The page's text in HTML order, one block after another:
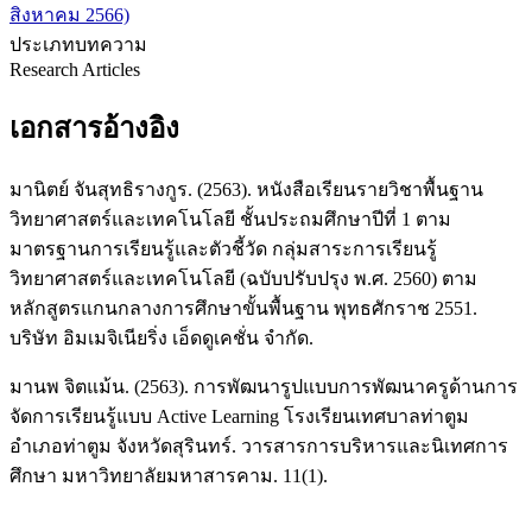
สิงหาคม 2566)
ประเภทบทความ
Research Articles
เอกสารอ้างอิง
มานิตย์ จันสุทธิรางกูร. (2563). หนังสือเรียนรายวิชาพื้นฐาน
วิทยาศาสตร์และเทคโนโลยี ชั้นประถมศึกษาปีที่ 1 ตาม
มาตรฐานการเรียนรู้และตัวชี้วัด กลุ่มสาระการเรียนรู้
วิทยาศาสตร์และเทคโนโลยี (ฉบับปรับปรุง พ.ศ. 2560) ตาม
หลักสูตรแกนกลางการศึกษาขั้นพื้นฐาน พุทธศักราช 2551.
บริษัท อิมเมจิเนียริ่ง เอ็ดดูเคชั่น จำกัด.
มานพ จิตแม้น. (2563). การพัฒนารูปแบบการพัฒนาครูด้านการ
จัดการเรียนรู้แบบ Active Learning โรงเรียนเทศบาลท่าตูม
อำเภอท่าตูม จังหวัดสุรินทร์. วารสารการบริหารและนิเทศการ
ศึกษา มหาวิทยาลัยมหาสารคาม. 11(1).